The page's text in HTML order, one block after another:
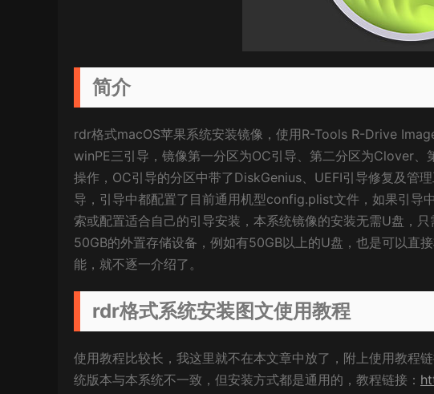
简介
rdr格式macOS苹果系统安装镜像，使用R-Tools R-Drive
winPE三引导，镜像第一分区为OC引导、第二分区为Clover
操作，OC引导的分区中带了DiskGenius、UEFI引导修复及管
导，引导中都配置了目前通用机型config.plist文件，如果引导
索或配置适合自己的引导安装，本系统镜像的安装无需U盘，
50GB的外置存储设备，例如有50GB以上的U盘，也是可以直
能，就不逐一介绍了。
rdr格式系统安装图文使用教程
使用教程比较长，我这里就不在本文章中放了，附上使用教程
统版本与本系统不一致，但安装方式都是通用的，教程链接：